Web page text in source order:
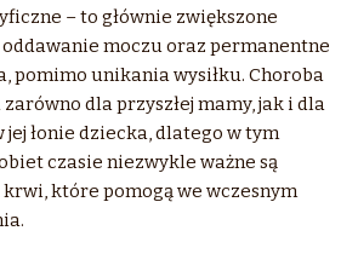
– to głównie zwiększone
moczu oraz permanentne
pomimo unikania wysiłku. Choroba
dla przyszłej mamy, jak i dla
jej łonie dziecka, dlatego w tym
czasie niezwykle ważne są
które pomogą we wczesnym